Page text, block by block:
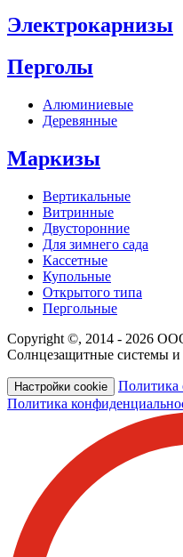
Электрокарнизы
Перголы
Алюминиевые
Деревянные
Маркизы
Вертикальные
Витринные
Двусторонние
Для зимнего сада
Кассетные
Купольные
Открытого типа
Пергольные
Copyright ©, 2014 - 2026
Солнцезащитные системы
Настройки cookie
Политика
Политика